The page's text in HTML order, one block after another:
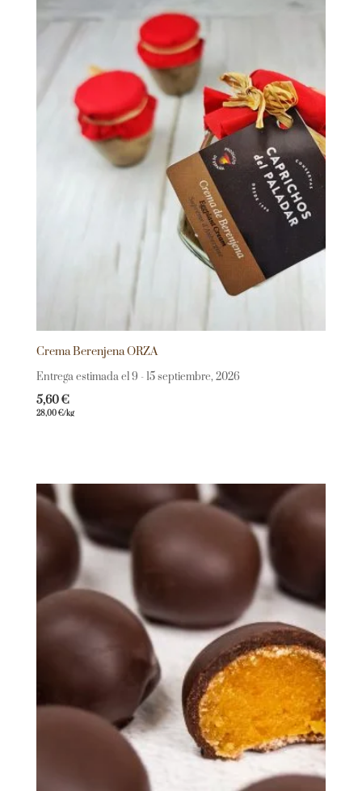
Crema Berenjena ORZA
Entrega estimada el 9 - 15 septiembre, 2026
5,60€
28,00€/kg